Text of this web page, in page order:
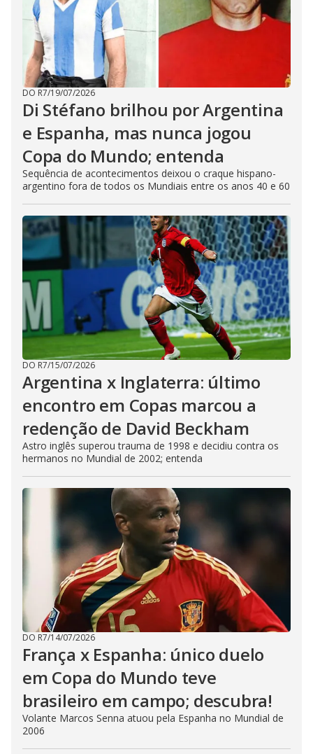
DO R7/19/07/2026
Di Stéfano brilhou por Argentina
e Espanha, mas nunca jogou
Copa do Mundo; entenda
Sequência de acontecimentos deixou o craque hispano-
argentino fora de todos os Mundiais entre os anos 40 e 60
DO R7/15/07/2026
Argentina x Inglaterra: último
encontro em Copas marcou a
redenção de David Beckham
Astro inglês superou trauma de 1998 e decidiu contra os
hermanos no Mundial de 2002; entenda
DO R7/14/07/2026
França x Espanha: único duelo
em Copa do Mundo teve
brasileiro em campo; descubra!
Volante Marcos Senna atuou pela Espanha no Mundial de
2006